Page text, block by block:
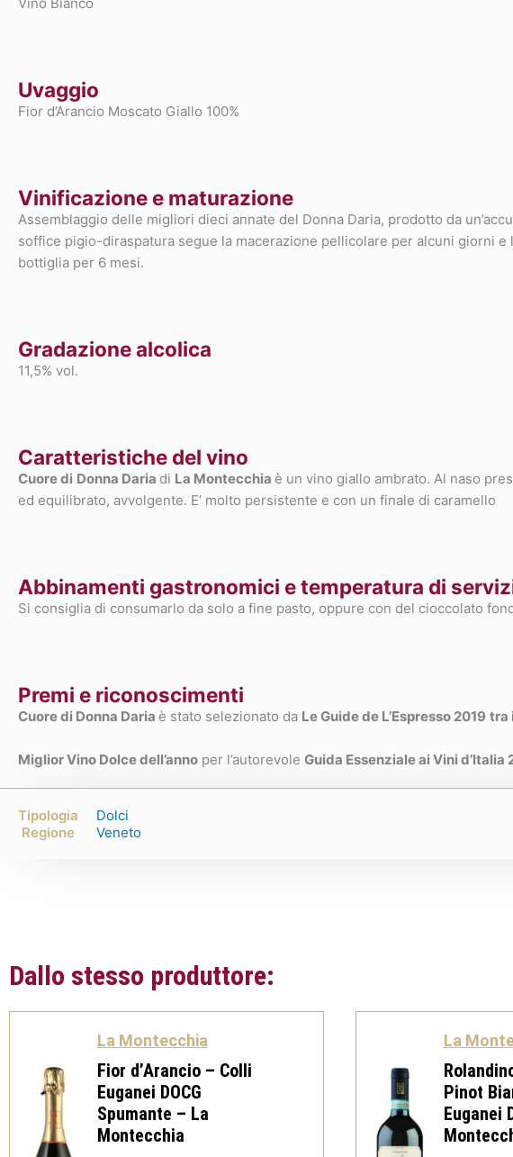
Uvaggio
Fior d’Arancio Moscato Giallo 100%
Vinificazione e maturazione
Assemblaggio delle migliori dieci annate del Donna Daria, prodotto da
soffice pigio-diraspatura segue la macerazione pellicolare per alcuni giorni
bottiglia per 6 mesi.
Gradazione alcolica
11,5% vol.
Caratteristiche del vino
Cuore di Donna Daria di La Montecchia è un vino giallo ambrato. Al naso
ed equilibrato, avvolgente. E’ molto persistente e con un finale di caramello
Abbinamenti gastronomici e temperatura di
Si consiglia di consumarlo da solo a fine pasto, oppure con del cioccolato
Premi e riconoscimenti
Cuore di Donna Daria è stato selezionato da Le Guide de L’Espresso 2019 tra
Miglior Vino Dolce dell’anno per l’autorevole Guida Essenziale ai Vini d’Italia
Tipologia
Dolci
Regione
Veneto
Dallo stesso produttore:
La Montecchia
Fior d’Arancio – Colli
Euganei DOCG
Spumante – La
Montecchia
La
Pinot
Euganei